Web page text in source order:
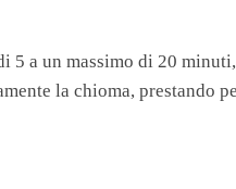
5 a un massimo di 20
la chioma, prestando